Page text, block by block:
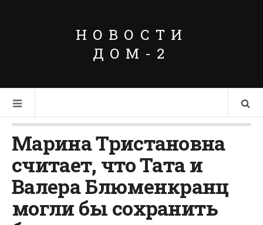
НОВОСТИ
ДОМ-2
Марина Тристановна
считает, что Тата и
Валера Блюменкранц
могли бы сохранить